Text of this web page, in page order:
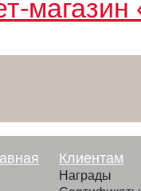
Клиентам
Награды